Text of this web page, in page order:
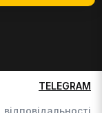
TELEGRAM